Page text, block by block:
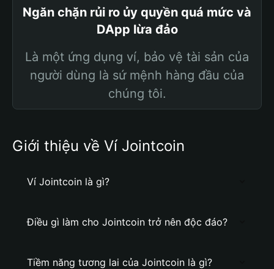
Ngăn chặn rủi ro ủy quyền quá mức và
DApp lừa đảo
Là một ứng dụng ví, bảo vệ tài sản của
người dùng là sứ mệnh hàng đầu của
chúng tôi.
Giới thiệu về Ví Jointcoin
Ví Jointcoin là gì?
Điều gì làm cho Jointcoin trở nên độc đáo?
Tiềm năng tương lai của Jointcoin là gì?